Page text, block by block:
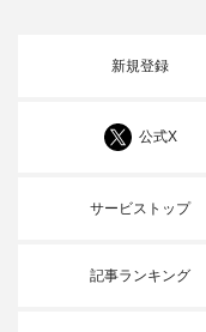
新規登録
公式X
サービストップ
記事ランキング